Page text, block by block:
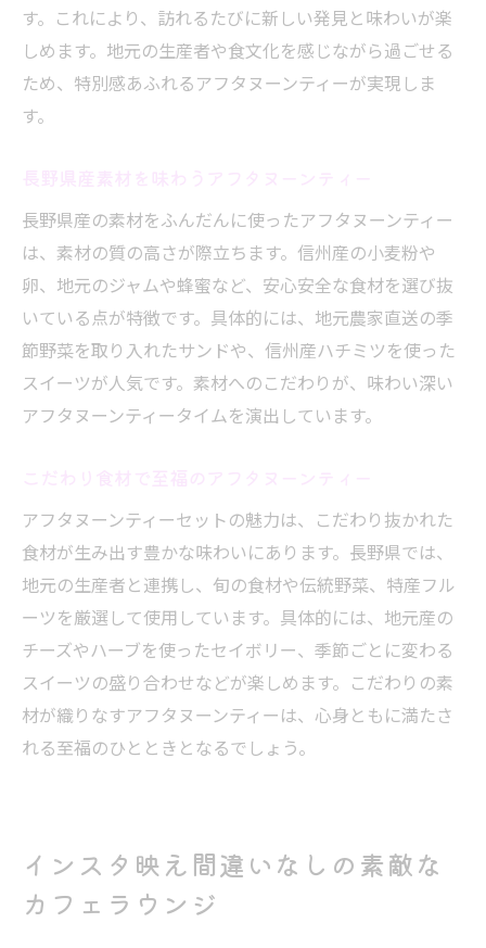
す。これにより、訪れるたびに新しい発見と味わいが楽
しめます。地元の生産者や食文化を感じながら過ごせる
ため、特別感あふれるアフタヌーンティーが実現しま
す。
長野県産の素材をふんだんに使ったアフタヌーンティー
は、素材の質の高さが際立ちます。信州産の小麦粉や
卵、地元のジャムや蜂蜜など、安心安全な食材を選び抜
いている点が特徴です。具体的には、地元農家直送の季
節野菜を取り入れたサンドや、信州産ハチミツを使った
スイーツが人気です。素材へのこだわりが、味わい深い
アフタヌーンティータイムを演出しています。
アフタヌーンティーセットの魅力は、こだわり抜かれた
食材が生み出す豊かな味わいにあります。長野県では、
地元の生産者と連携し、旬の食材や伝統野菜、特産フル
ーツを厳選して使用しています。具体的には、地元産の
チーズやハーブを使ったセイボリー、季節ごとに変わる
スイーツの盛り合わせなどが楽しめます。こだわりの素
材が織りなすアフタヌーンティーは、心身ともに満たさ
れる至福のひとときとなるでしょう。
インスタ映え間違いなしの素敵な
カフェラウンジ